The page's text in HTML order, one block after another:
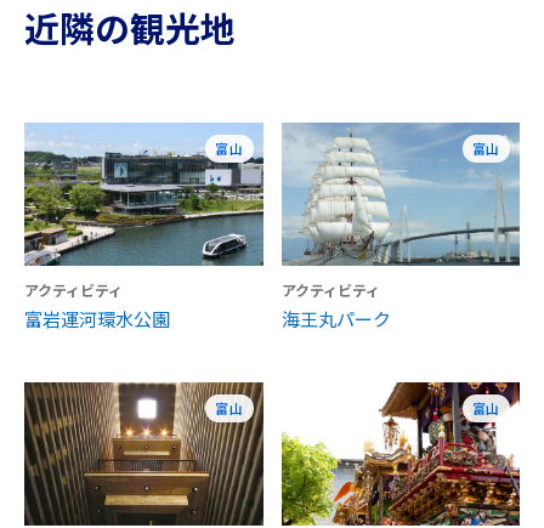
近隣の観光地
富山
アクティビティ
富岩運河環水公園
富山
アクティビティ
海王丸パーク
富山 富山